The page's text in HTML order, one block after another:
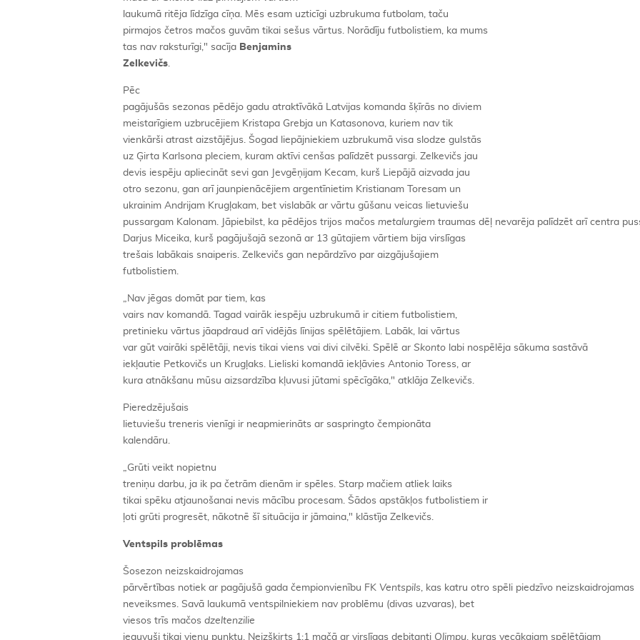
laukumā ritēja līdzīga cīņa. Mēs esam uzticīgi uzbrukuma futbolam, taču
pirmajos četros mačos guvām tikai sešus vārtus. Norādīju futbolistiem, ka mums
tas nav raksturīgi," sacīja Benjamins
Zelkevičs.
Pēc
pagājušās sezonas pēdējo gadu atraktīvākā Latvijas komanda šķīrās no diviem
meistarīgiem uzbrucējiem Kristapa Grebja un Katasonova, kuriem nav tik
vienkārši atrast aizstājējus. Šogad liepājniekiem uzbrukumā visa slodze gulstās
uz Ģirta Karlsona pleciem, kuram aktīvi cenšas palīdzēt pussargi. Zelkevičs jau
devis iespēju apliecināt sevi gan Jevgēņijam Kecam, kurš Liepājā aizvada jau
otro sezonu, gan arī jaunpienācējiem argentīnietim Kristianam Toresam un
ukrainim Andrijam Krugļakam, bet vislabāk ar vārtu gūšanu veicas lietuviešu
pussargam Kalonam. Jāpiebilst, ka pēdējos trijos mačos metalurgiem traumas dēļ nevarēja palīdzēt arī centra
Darjus Miceika, kurš pagājušajā sezonā ar 13 gūtajiem vārtiem bija virslīgas
trešais labākais snaiperis. Zelkevičs gan nepārdzīvo par aizgājušajiem
futbolistiem.
„Nav jēgas domāt par tiem, kas
vairs nav komandā. Tagad vairāk iespēju uzbrukumā ir citiem futbolistiem,
pretinieku vārtus jāapdraud arī vidējās līnijas spēlētājiem. Labāk, lai vārtus
var gūt vairāki spēlētāji, nevis tikai viens vai divi cilvēki. Spēlē ar Skonto labi nospēlēja sākuma sastāvā
iekļautie Petkovičs un Krugļaks. Lieliski komandā iekļāvies Antonio Toress, ar
kura atnākšanu mūsu aizsardzība kļuvusi jūtami spēcīgāka," atklāja Zelkevičs.
Pieredzējušais
lietuviešu treneris vienīgi ir neapmierināts ar saspringto čempionāta
kalendāru.
„Grūti veikt nopietnu
treniņu darbu, ja ik pa četrām dienām ir spēles. Starp mačiem atliek laiks
tikai spēku atjaunošanai nevis mācību procesam. Šādos apstākļos futbolistiem ir
ļoti grūti progresēt, nākotnē šī situācija ir jāmaina," klāstīja Zelkevičs.
Ventspils problēmas
Šosezon neizskaidrojamas
pārvērtības notiek ar pagājušā gada čempionvienību FK Ventspils, kas katru otro spēli piedzīvo neizskaidrojamas
neveiksmes. Savā laukumā ventspilniekiem nav problēmu (divas uzvaras), bet
viesos trīs mačos dzeltenzilie
ieguvuši tikai vienu punktu. Neizšķirts 1:1 mačā ar virslīgas debitanti Olimpu, kuras vecākajam spēlētājam